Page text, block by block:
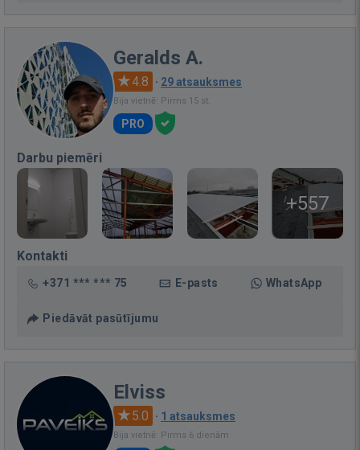
Geralds A.
4.8 · 29 atsauksmes
Bija vietnē: Pirms 15 st.
PRO
Darbu piemēri
+557
Kontakti
+371 *** *** 75 E-pasts WhatsApp
Piedāvāt pasūtījumu
Elviss
5.0 · 1 atsauksmes
Bija vietnē: Pirms 6 dienām